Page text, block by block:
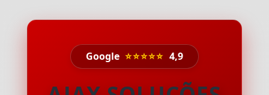
Google ⭐⭐⭐⭐⭐ 4,9